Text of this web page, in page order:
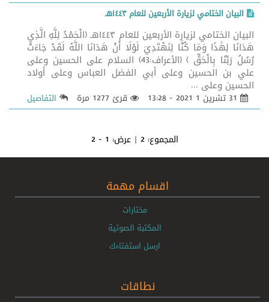
البيان الختامي لزيارة الأربعين للعام ١٤٤٣هـ
البيان الختامي لزيارة الأربعين للعام ١٤٤٣هـ (الْحَمْدُ لِلَّهِ الَّذِي
هَدَانَا لِهَٰذَا وَمَا كُنَّا لِنَهْتَدِيَ لَوْلَا أَنْ هَدَانَا اللَّهُ لَقَدْ جَاءَتْ
رُسُلُ رَبِّنَا بِالْحَقِّ ) (الأعراف:43) السلام على الحسين وعلى
علي بن الحسين وعلى أبي الفضل العباس وعلى أولاد
الحسين وعلى ...
قرئ 1277 مرة التفاصيل
المجموع:2 | عرض: 1 - 2
اقسام مهمة
مختارات
المكتبة الصوتية
ارسل استفتاءك
نطاقات